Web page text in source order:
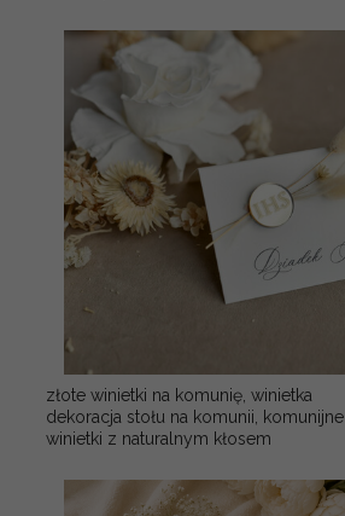
złote winietki na komunię, winietka
dekoracja stołu na komunii, komunijne
winietki z naturalnym kłosem